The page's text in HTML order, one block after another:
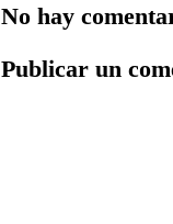
No hay
Publicar un